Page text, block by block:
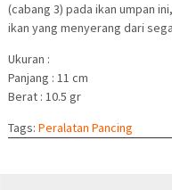
(cabang 3) pada ikan umpan
ikan yang menyerang dari
Ukuran :
Panjang : 11 cm
Berat : 10.5 gr
Tags: Peralatan Pancing